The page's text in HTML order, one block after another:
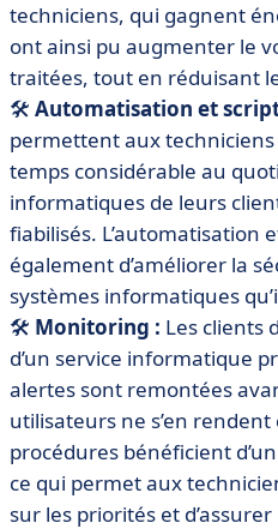
techniciens, qui gagnent
ont ainsi pu augmenter le
traitées, tout en réduisant
🛠 Automatisation et
permettent aux
temps considérable au
informatiques de leurs
fiabilisés. L’automatisation
également d’améliorer la
systèmes informatiques
🛠 Monitoring : Les clients
d’un service informatique
alertes sont remontées
utilisateurs ne s’en
procédures bénéficient
ce qui permet aux
sur les priorités et